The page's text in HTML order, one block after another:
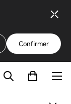
Confirmer